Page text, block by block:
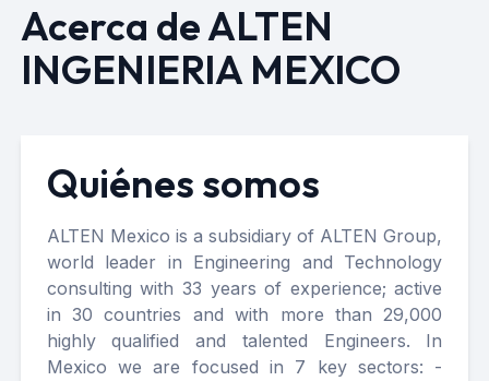
Acerca de ALTEN
INGENIERIA MEXICO
Quiénes somos
ALTEN Mexico is a subsidiary of ALTEN Group,
world leader in Engineering and Technology
consulting with 33 years of experience; active
in 30 countries and with more than 29,000
highly qualified and talented Engineers. In
Mexico we are focused in 7 key sectors: -